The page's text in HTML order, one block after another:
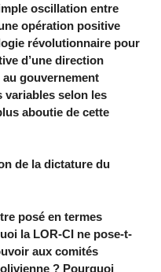
oscillation entre
opération positive
révolutionnaire pour
d’une direction
gouvernement
selon les
aboutie de cette
de la dictature du
posé en termes
la LOR-CI ne pose-t-
aux comités
? Pourquoi